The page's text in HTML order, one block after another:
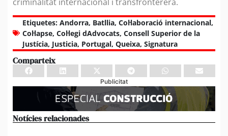
Etiquetes: Andorra, Batllia, Col·laboració internacional,
Col·lapse, Col·legi dAdvocats, Consell Superior de la
Justícia, Justicia, Portugal, Queixa, Signatura
Comparteix
Publicitat
Notícies relacionades